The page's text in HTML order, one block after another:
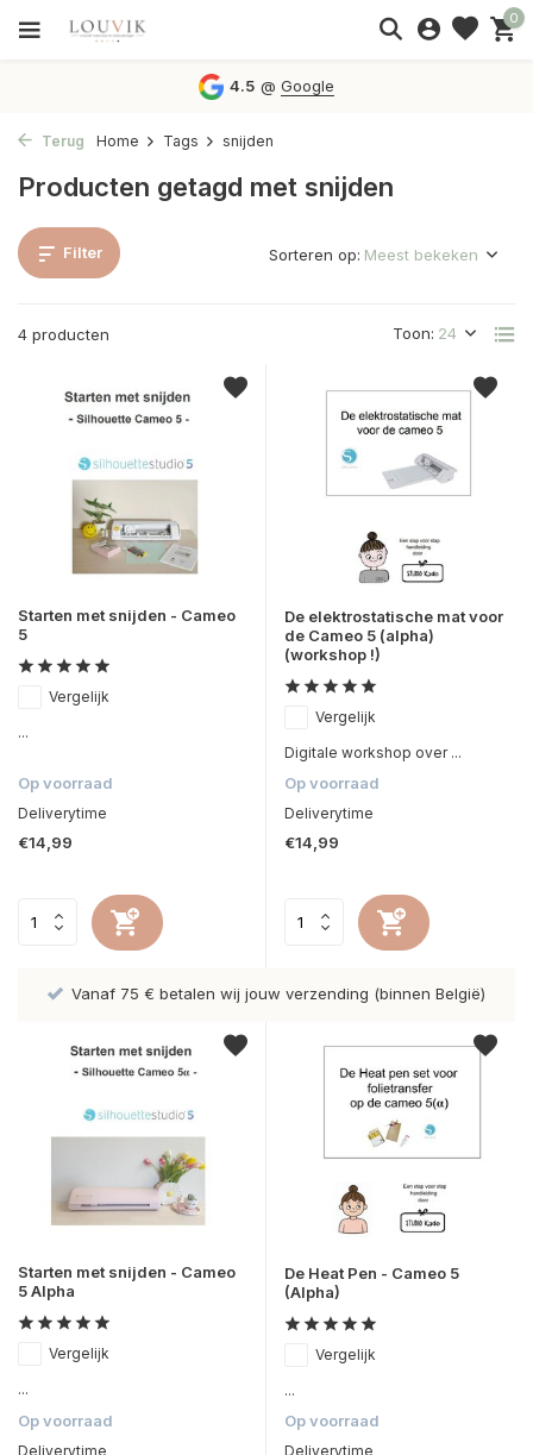
0
4.5 @Google
Terug Home Tags snijden
Producten getagd met snijden
Filter
4 producten Toon:
Sorteren op:
Starten met snijden - Cameo
5
Vergelijk
...
Op voorraad
Deliverytime
€14,99
De elektrostatische mat voor
de Cameo 5 (alpha)
(workshop !)
Vergelijk
Digitale workshop over ...
Op voorraad
Deliverytime
€14,99
Vanaf 75 € betalen wij jouw verzending (binnen België)
Starten met snijden - Cameo
5 Alpha
Vergelijk
...
Op voorraad
Deliverytime
De Heat Pen - Cameo 5
(Alpha)
Vergelijk
...
Op voorraad
Deliverytime